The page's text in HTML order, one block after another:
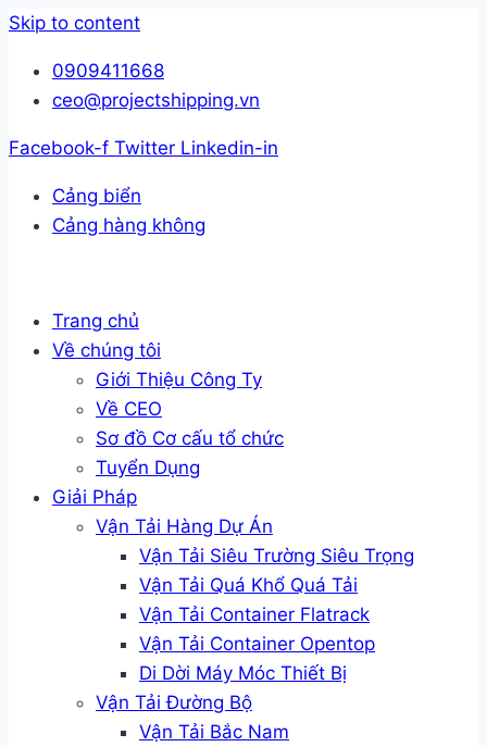
Skip to content
0909411668
ceo@projectshipping.vn
Facebook-f Twitter Linkedin-in
Cảng biển
Cảng hàng không
Trang chủ
Về chúng tôi
Giới Thiệu Công Ty
Về CEO
Sơ đồ Cơ cấu tổ chức
Tuyển Dụng
Giải Pháp
Vận Tải Hàng Dự Án
Vận Tải Siêu Trường Siêu Trọng
Vận Tải Quá Khổ Quá Tải
Vận Tải Container Flatrack
Vận Tải Container Opentop
Di Dời Máy Móc Thiết Bị
Vận Tải Đường Bộ
Vận Tải Bắc Nam